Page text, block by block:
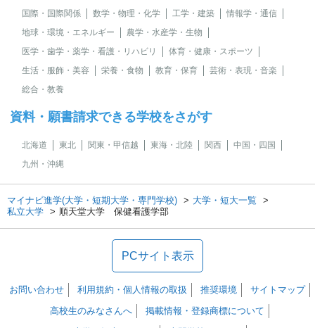
国際・国際関係
数学・物理・化学 工学・建築
情報学・通信
地球・環境・エネルギー
農学・水産学・生物
医学・歯学・薬学・看護・リハビリ
体育・健康・スポーツ
生活・服飾・美容
栄養・食物 教育・保育
芸術・表現・音楽
総合・教養
資料・願書請求できる学校をさがす
北海道 東北 関東・甲信越 東海・北陸 関西
中国・四国
九州・沖縄
マイナビ進学(大学・短期大学・専門学校)
大学・短大一覧
私立大学
順天堂大学 保健看護学部
PCサイト表示
お問い合わせ 利用規約・個人情報の取扱 推奨環境
サイトマップ
高校生のみなさんへ
掲載情報・登録商標について